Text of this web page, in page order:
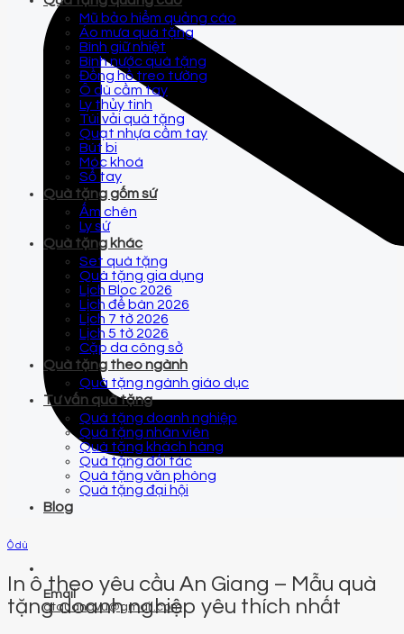
Email
qtquangvu@gmail.com
Mũ bảo hiểm quảng cáo
Áo mưa quà tặng
Bình giữ nhiệt
Bình nước quà tặng
Đồng hồ treo tường
Ô dù cầm tay
Ly thủy tinh
Túi vải quà tặng
Quạt nhựa cầm tay
Bút bi
Móc khoá
Sổ tay
Quà tặng gốm sứ
Ấm chén
Ly sứ
Quà tặng khác
Set quà tặng
Quà tặng gia dụng
Lịch Bloc 2026
Lịch để bàn 2026
Lịch 7 tờ 2026
Lịch 5 tờ 2026
Cặp da công sở
Quà tặng theo ngành
Quà tặng ngành giáo dục
Tư vấn quà tặng
Quà tặng doanh nghiệp
Quà tặng nhân viên
Quà tặng khách hàng
Quà tặng đối tác
Quà tặng văn phòng
Quà tặng đại hội
Blog
Ô dù
In ô theo yêu cầu An Giang – Mẫu quà
tặng doanh nghiệp yêu thích nhất